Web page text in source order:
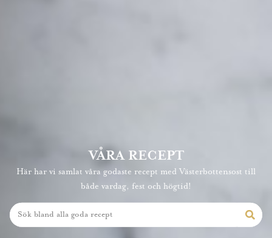
VÅRA RECEPT
Här har vi samlat våra godaste recept med Västerbottensost till
både vardag, fest och högtid!